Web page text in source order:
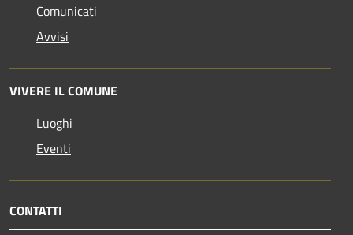
Comunicati
Avvisi
VIVERE IL COMUNE
Luoghi
Eventi
CONTATTI